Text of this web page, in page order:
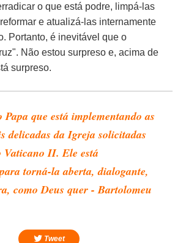
o que está podre, limpá-las
e atualizá-las internamente
Portanto, é inevitável que o
Não estou surpreso e, acima de
surpreso.
Papa que está implementando as
delicadas da Igreja solicitadas
Vaticano II. Ele está
torná-la aberta, dialogante,
como Deus quer - Bartolomeu
Tweet